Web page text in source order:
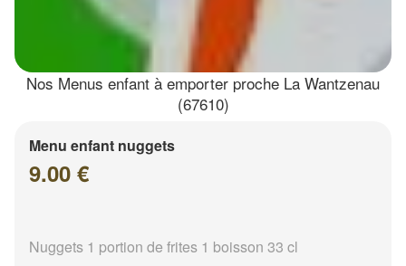
Nos Menus enfant à emporter proche La Wantzenau
(67610)
Menu enfant nuggets
9.00 €
Nuggets 1 portion de frites 1 boisson 33 cl